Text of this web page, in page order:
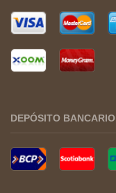
DEPÓSITO BANCARIO